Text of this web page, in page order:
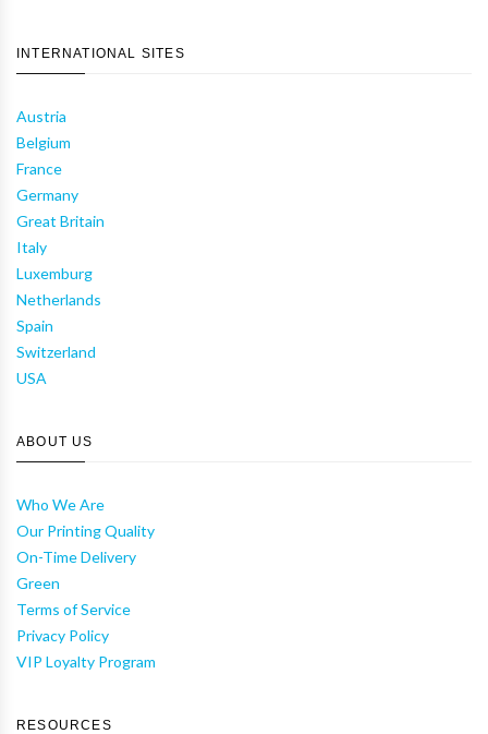
INTERNATIONAL SITES
Austria
Belgium
France
Germany
Great Britain
Italy
Luxemburg
Netherlands
Spain
Switzerland
USA
ABOUT US
Who We Are
Our Printing Quality
On-Time Delivery
Green
Terms of Service
Privacy Policy
VIP Loyalty Program
RESOURCES